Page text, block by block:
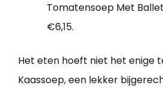
Tomatensoep Met
€6,15.
Het eten hoeft niet het enige
Kaassoep, een lekker